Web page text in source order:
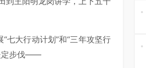
七大行动计划”和“三年攻坚行
定步伐——